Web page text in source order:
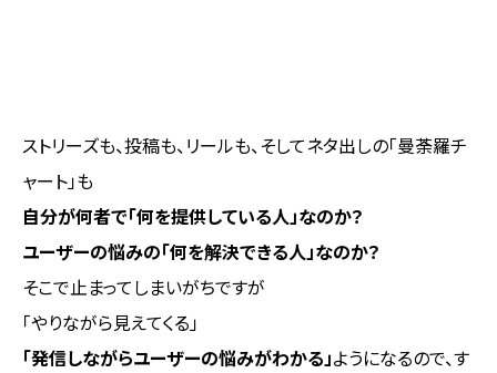
ストリーズも、投稿も、リールも、そしてネタ出しの「曼荼羅チ
ャート」も
自分が何者で「何を提供している人」なのか？
ユーザーの悩みの「何を解決できる人」なのか？
そこで止まってしまいがちですが
「やりながら見えてくる」
「発信しながらユーザーの悩みがわかる」ようになるので、す